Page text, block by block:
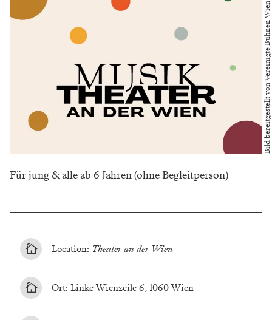
Bild bereitgestellt von Vereinigte Bühnen Wien
Für jung & alle ab 6 Jahren (ohne Begleitperson)
Location: Theater an der Wien
Ort: Linke Wienzeile 6, 1060 Wien